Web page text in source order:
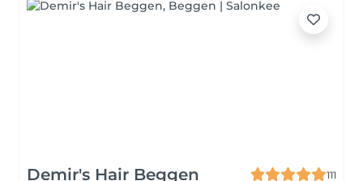
Demir's Hair Beggen
111